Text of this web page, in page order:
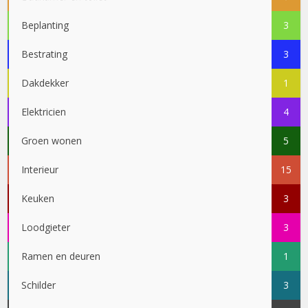
Beplanting 3
Bestrating 3
Dakdekker 1
Elektricien 4
Groen wonen 5
Interieur 15
Keuken 3
Loodgieter 3
Ramen en deuren 1
Schilder 3